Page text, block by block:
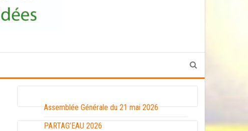
Assemblée Générale du 21 mai 2026
PARTAG’EAU 2026